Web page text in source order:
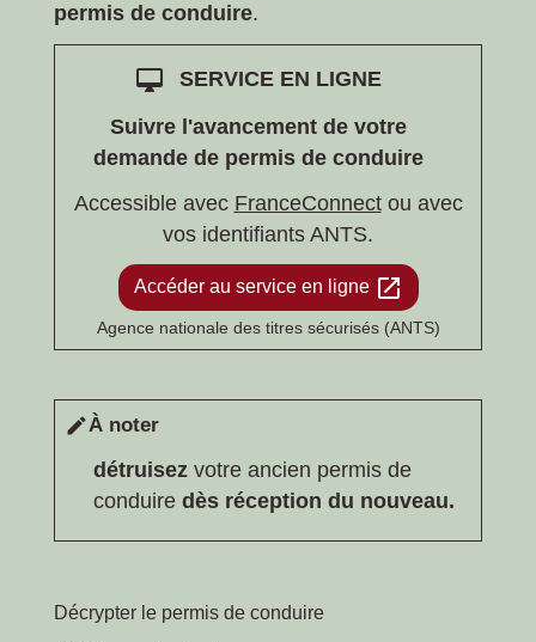
permis de conduire.
desktop_mac
SERVICE EN LIGNE
Suivre l'avancement de votre
demande de permis de conduire
Accessible avec FranceConnectou avec
vos identifiants ANTS.
Accéder au service en ligne open_in_new
Agence nationale des titres sécurisés (ANTS)
editÀ noter
détruisez votre ancien permis de
conduire dès réception du nouveau.
Décrypter le permis de conduire